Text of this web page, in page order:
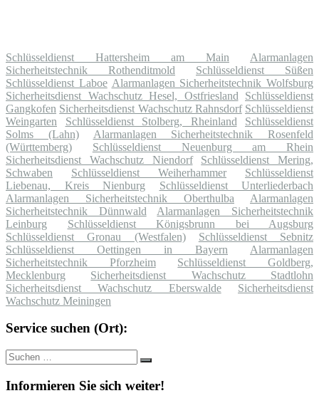
Schlüsseldienst Hattersheim am Main
Alarmanlagen
Sicherheitstechnik Rothenditmold
Schlüsseldienst Süßen
Schlüsseldienst Laboe Alarmanlagen Sicherheitstechnik Wolfsburg
Sicherheitsdienst Wachschutz Hesel, Ostfriesland
Schlüsseldienst
Gangkofen Sicherheitsdienst Wachschutz Rahnsdorf Schlüsseldienst
Weingarten
Schlüsseldienst Stolberg, Rheinland
Schlüsseldienst
Solms (Lahn)
Alarmanlagen Sicherheitstechnik Rosenfeld
(Württemberg)
Schlüsseldienst Neuenburg am Rhein
Sicherheitsdienst Wachschutz Niendorf
Schlüsseldienst Mering,
Schwaben
Schlüsseldienst Weiherhammer
Schlüsseldienst
Liebenau, Kreis Nienburg
Schlüsseldienst Unterliederbach
Alarmanlagen Sicherheitstechnik Oberthulba
Alarmanlagen
Sicherheitstechnik Dünnwald
Alarmanlagen Sicherheitstechnik
Leinburg
Schlüsseldienst Königsbrunn bei Augsburg
Schlüsseldienst Gronau (Westfalen)
Schlüsseldienst Sebnitz
Schlüsseldienst Oettingen in Bayern
Alarmanlagen
Sicherheitstechnik Pforzheim
Schlüsseldienst Goldberg,
Mecklenburg
Sicherheitsdienst Wachschutz Stadtlohn
Sicherheitsdienst Wachschutz Eberswalde
Sicherheitsdienst
Wachschutz Meiningen
Service suchen (Ort):
Suche
nach:
Suchen
Informieren Sie sich weiter!